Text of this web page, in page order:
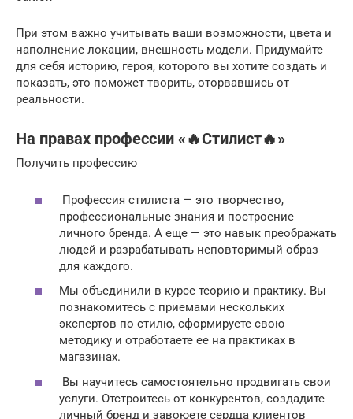
При этом важно учитывать ваши возможности, цвета и
наполнение локации, внешность модели. Придумайте
для себя историю, героя, которого вы хотите создать и
показать, это поможет творить, оторвавшись от
реальности.
На правах профессии «🔥Стилист🔥»
Получить профессию
Профессия стилиста — это творчество,
профессиональные знания и построение
личного бренда. А еще — это навык преображать
людей и разрабатывать неповторимый образ
для каждого.
Мы объединили в курсе теорию и практику. Вы
познакомитесь с приемами нескольких
экспертов по стилю, сформируете свою
методику и отработаете ее на практиках в
магазинах.
Вы научитесь самостоятельно продвигать свои
услуги. Отстроитесь от конкурентов, создадите
личный бренд и завоюете сердца клиентов